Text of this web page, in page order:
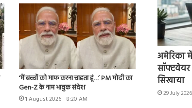
‘मैं बच्चों को माफ करना चाहता हूं…’ PM मोदी का
Gen-Z के नाम भावुक संदेश
1 August 2026 - 8:20 AM
अमेरिका
सिखाया
29 July